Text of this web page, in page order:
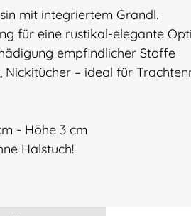
mit integriertem Grandl.
für eine rustikal-elegante
empfindlicher Stoffe
Nickitücher – ideal für
- Höhe 3 cm
Halstuch!